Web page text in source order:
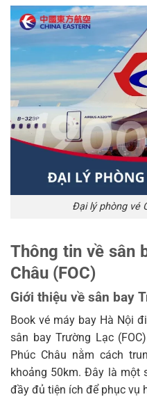
Đại lý phòng vé
Thông tin về sân
Châu (FOC)
Giới thiệu về sân bay
Book vé máy bay Hà Nội
sân bay Trường Lạc
Phúc Châu nằm cách
khoảng 50km. Đây là một
đầy đủ tiện ích để phục vụ